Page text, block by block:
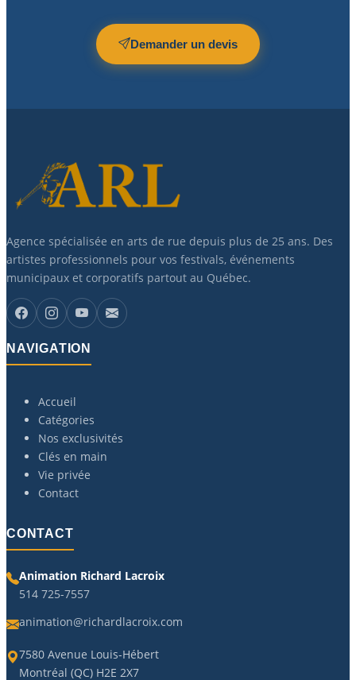
Demander un devis
Agence spécialisée en arts de rue depuis plus de 25 ans. Des
artistes professionnels pour vos festivals, événements
municipaux et corporatifs partout au Québec.
NAVIGATION
Accueil
Catégories
Nos exclusivités
Clés en main
Vie privée
Contact
CONTACT
Animation Richard Lacroix
514 725-7557
animation@richardlacroix.com
7580 Avenue Louis-Hébert
Montréal (QC) H2E 2X7